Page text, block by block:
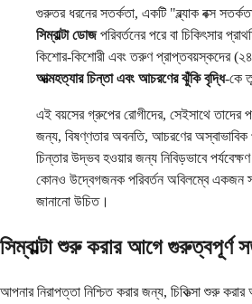
গুরুতর ধরনের সতর্কতা, একটি "ব্ল্যাক বক্স
সিম্বাল্টা ডোজপরিবর্তনের পরে বা চিকিৎসার
কিশোর-কিশোরী এবং তরুণ প্রাপ্তবয়স্কদের
আত্মহত্যার চিন্তা এবং আচরণের ঝুঁকি বৃদ্ধি-কে
এই বয়সের গ্রুপের রোগীদের, সেইসাথে তাদের
জন্য, বিষণ্ণতার অবনতি, আচরণের অস্বাভাবিক
চিন্তার উদ্ভব হওয়ার জন্য নিবিড়ভাবে
কোনও উদ্বেগজনক পরিবর্তন অবিলম্বে একজন
জানানো উচিত।
সিম্বাল্টা শুরু করার আগে গুরুত্বপূর্ণ
আপনার নিরাপত্তা নিশ্চিত করার জন্য, চিকিত্সা শুরু